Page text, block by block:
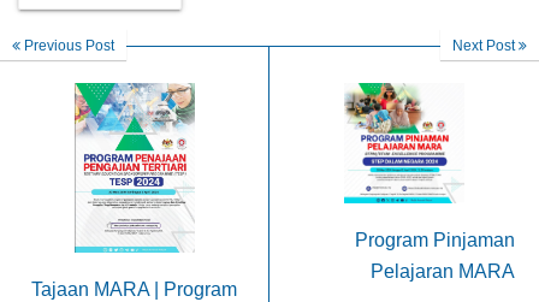
Previous Post
Tajaan MARA | Program
Next Post
Program Pinjaman
Pelajaran MARA